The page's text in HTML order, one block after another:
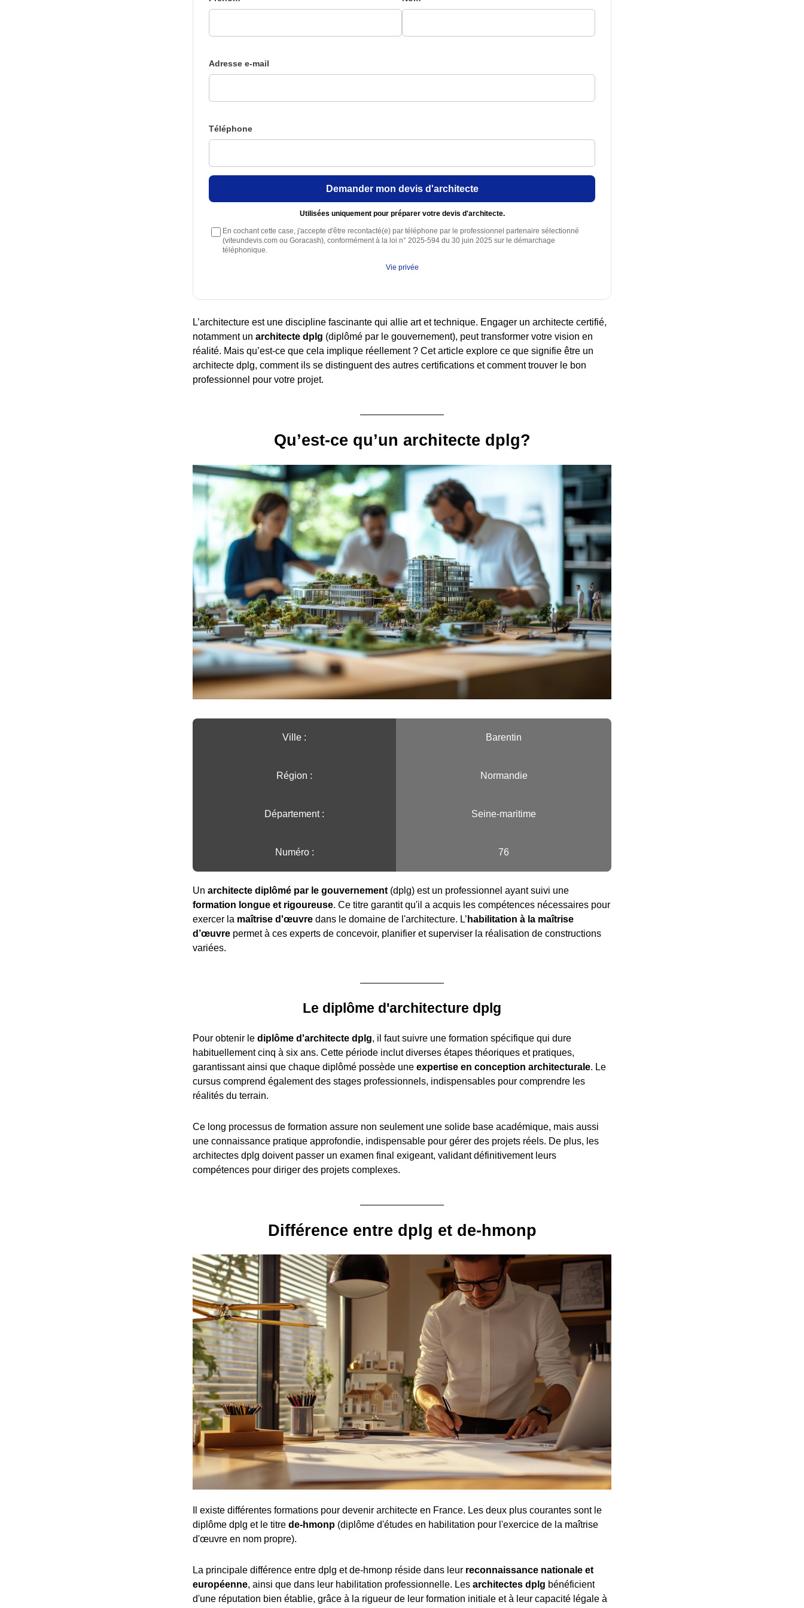
Adresse e-mail
Téléphone
Demander mon devis d'architecte
Utilisées uniquement pour préparer votre devis d'architecte.
En cochant cette case, j'accepte d'être recontacté(e) par téléphone par le professionnel partenaire sélectionné
(viteundevis.com ou Goracash), conformément à la loi n° 2025-594 du 30 juin 2025 sur le démarchage
téléphonique.
Vie privée
L’architecture est une discipline fascinante qui allie art et technique. Engager un architecte certifié,
notamment un architecte dplg (diplômé par le gouvernement), peut transformer votre vision en
réalité. Mais qu’est-ce que cela implique réellement ? Cet article explore ce que signifie être un
architecte dplg, comment ils se distinguent des autres certifications et comment trouver le bon
professionnel pour votre projet.
Qu’est-ce qu’un architecte dplg?
Ville :️ Barentin
Région :️ Normandie
Département : Seine-maritime
Numéro : 76
Un architecte diplômé par le gouvernement (dplg) est un professionnel ayant suivi une
formation longue et rigoureuse. Ce titre garantit qu'il a acquis les compétences nécessaires pour
exercer la maîtrise d'œuvre dans le domaine de l'architecture. L’ habilitation à la maîtrise
d’œuvre permet à ces experts de concevoir, planifier et superviser la réalisation de constructions
variées.
Le diplôme d'architecture dplg
Pour obtenir le diplôme d'architecte dplg, il faut suivre une formation spécifique qui dure
habituellement cinq à six ans. Cette période inclut diverses étapes théoriques et pratiques,
garantissant ainsi que chaque diplômé possède une expertise en conception architecturale. Le
cursus comprend également des stages professionnels, indispensables pour comprendre les
réalités du terrain.
Ce long processus de formation assure non seulement une solide base académique, mais aussi
une connaissance pratique approfondie, indispensable pour gérer des projets réels. De plus, les
architectes dplg doivent passer un examen final exigeant, validant définitivement leurs
compétences pour diriger des projets complexes.
Différence entre dplg et de-hmonp
Il existe différentes formations pour devenir architecte en France. Les deux plus courantes sont le
diplôme dplg et le titre de-hmonp (diplôme d'études en habilitation pour l'exercice de la maîtrise
d'œuvre en nom propre).
La principale différence entre dplg et de-hmonp réside dans leur reconnaissance nationale et
européenne, ainsi que dans leur habilitation professionnelle. Les architectes dplg bénéficient
d'une réputation bien établie, grâce à la rigueur de leur formation initiale et à leur capacité légale à